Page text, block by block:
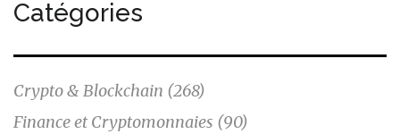
Catégories
Crypto & Blockchain (268)
Finance et Cryptomonnaies (90)